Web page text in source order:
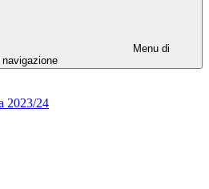
Menu di
navigazione
2023/24